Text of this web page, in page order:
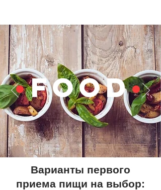
•FOOD•
Варианты первого
приема пищи на выбор: